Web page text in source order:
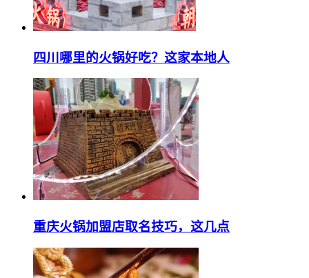
四川哪里的火锅好吃？这家本地人
重庆火锅加盟店取名技巧，这几点